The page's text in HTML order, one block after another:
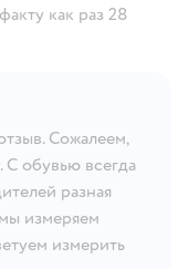
как раз 28
Сожалеем,
С обувью всегда
разная
измеряем
измерить